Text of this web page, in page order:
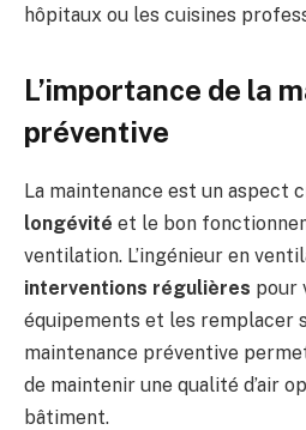
hôpitaux ou les cuisines
L’importance de la
préventive
La maintenance est un aspect
longévité et le bon
ventilation. L’ingénieur en
interventions régulières pour
équipements et les remplacer
maintenance préventive
de maintenir une qualité d’air
bâtiment.